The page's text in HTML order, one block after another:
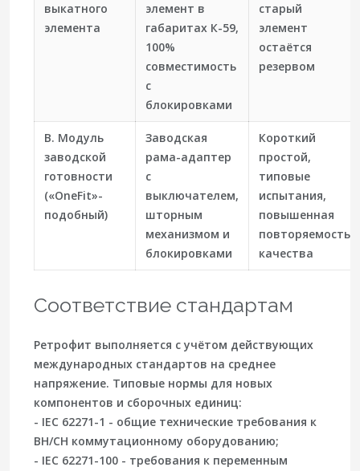
выкатного
элемента
элемент в
габаритах К-59,
100%
совместимость
с
блокировками
старый
элемент
остаётся
резервом
В. Модуль
заводской
готовности
(«OneFit»-
подобный)
Заводская
рама-адаптер
с
выключателем,
шторным
механизмом и
блокировками
Короткий
простой,
типовые
испытания,
повышенная
повторяемость
качества
Соответствие стандартам
Ретрофит выполняется с учётом действующих
международных стандартов на среднее
напряжение. Типовые нормы для новых
компонентов и сборочных единиц:
- IEC 62271-1 - общие технические требования к
ВН/СН коммутационному оборудованию;
- IEC 62271-100 - требования к переменным